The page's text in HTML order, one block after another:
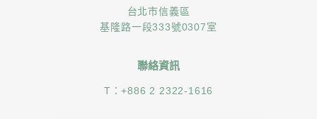
台北市信義區
基隆路一段333號0307室
聯絡資訊
T：+886 2 2322-1616